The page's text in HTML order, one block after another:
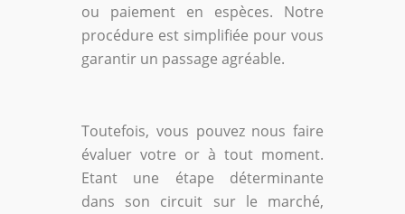
ou paiement en espèces. Notre
procédure est simplifiée pour vous
garantir un passage agréable.
Toutefois, vous pouvez nous faire
évaluer votre or à tout moment.
Etant une étape déterminante
dans son circuit sur le marché,